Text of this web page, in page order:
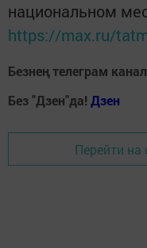
национальном
https://max.ru/
Безнең телеграм
Без "Дзен"да! Дзен
Перейти на